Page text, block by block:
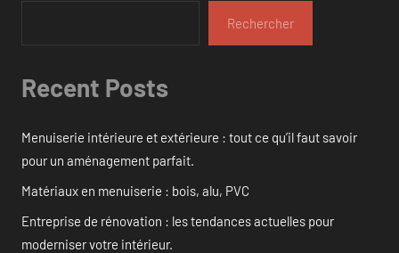
Rechercher
Recent Posts
Menuiserie intérieure et extérieure : tout ce qu’il faut savoir
pour un aménagement parfait.
Matériaux en menuiserie : bois, alu, PVC
Entreprise de rénovation : les tendances actuelles pour
moderniser votre intérieur.